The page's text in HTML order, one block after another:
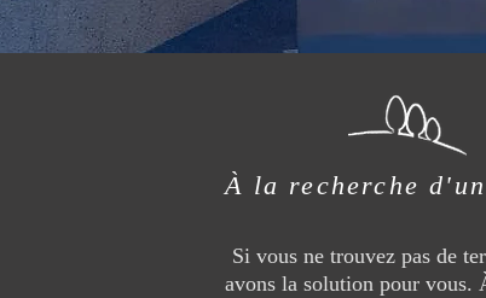
À la recherche
Si vous ne trouvez pas de
avons la solution pour vous.